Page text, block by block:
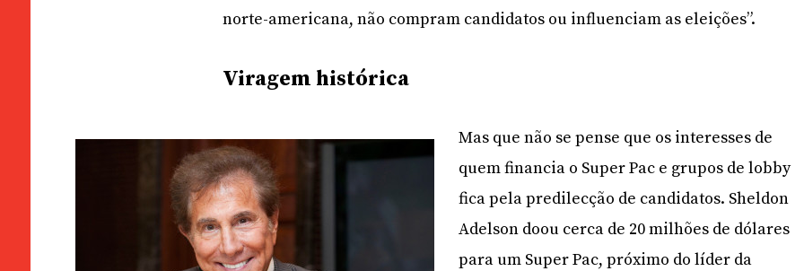
norte-americana, não compram candidatos ou influenciam as eleições”.
Viragem histórica
Mas que não se pense que os interesses de
quem financia o Super Pac e grupos de lobby
fica pela predilecção de candidatos. Sheldon
Adelson doou cerca de 20 milhões de dólares
para um Super Pac, próximo do líder da